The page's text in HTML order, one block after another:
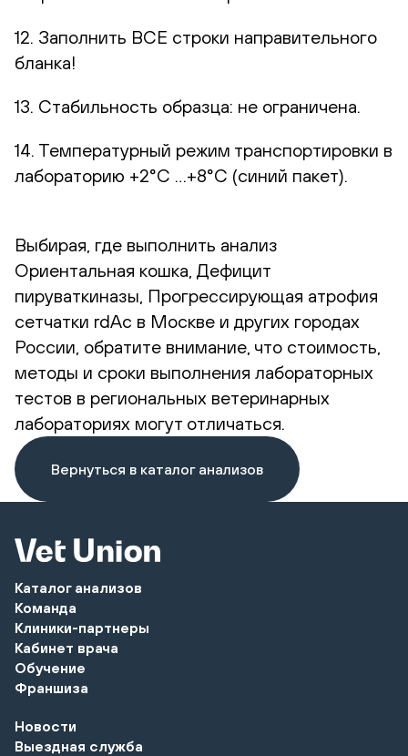
12. Заполнить ВСЕ строки направительного
бланка!
13. Стабильность образца: не ограничена.
14. Температурный режим транспортировки в
лабораторию +2°С …+8°С (синий пакет).
Выбирая, где выполнить анализ
Ориентальная кошка, Дефицит
пируваткиназы, Прогрессирующая атрофия
сетчатки rdAc в Москве и других городах
России, обратите внимание, что стоимость,
методы и сроки выполнения лабораторных
тестов в региональных ветеринарных
лабораториях могут отличаться.
Вернуться в каталог анализов
Каталог анализов
Команда
Клиники-партнеры
Кабинет врача
Обучение
Франшиза
Новости
Выездная служба